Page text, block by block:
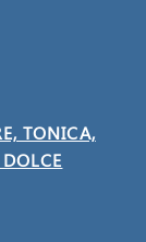
TONICA,